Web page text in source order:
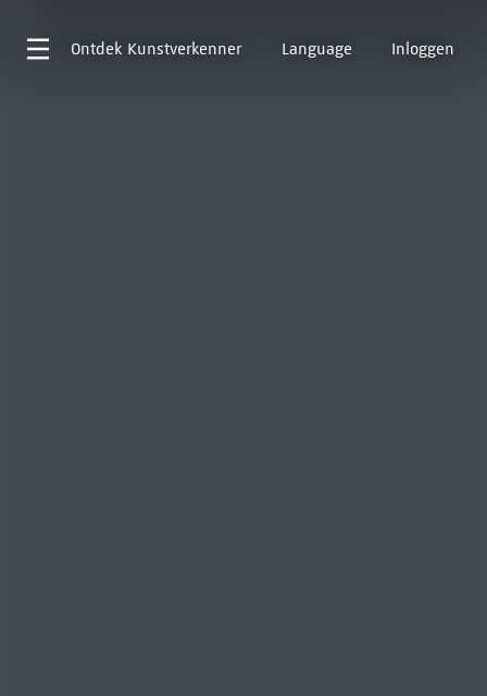
Ontdek Kunstverkenner Language Inloggen